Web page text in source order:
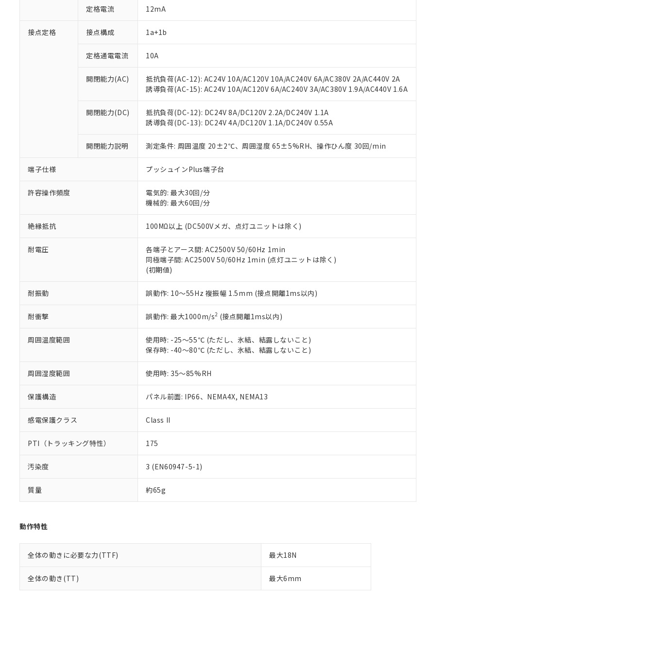
定格電流 12mA
接点定格 接点構成 1a+1b
定格通電電流 10A
開閉能力(AC)
抵抗負荷(AC-12): AC24V 10A/AC120V 10A/AC240V 6A/AC380V 2A/AC440V 2A
誘導負荷(AC-15): AC24V 10A/AC120V 6A/AC240V 3A/AC380V 1.9A/AC440V 1.6A
開閉能力(DC)
抵抗負荷(DC-12): DC24V 8A/DC120V 2.2A/DC240V 1.1A
誘導負荷(DC-13): DC24V 4A/DC120V 1.1A/DC240V 0.55A
開閉能力説明 測定条件: 周囲温度 20±2℃、周囲湿度 65±5%RH、操作ひん度 30回/min
端子仕様 プッシュインPlus端子台
許容操作頻度
電気的: 最大30回/分
機械的: 最大60回/分
絶縁抵抗 100MΩ以上 (DC500Vメガ、点灯ユニットは除く)
耐電圧
各端子とアース間: AC2500V 50/60Hz 1min
同極端子間: AC2500V 50/60Hz 1min (点灯ユニットは除く)
(初期値)
耐振動 誤動作: 10～55Hz 複振幅 1.5mm (接点開離1ms以内)
耐衝撃 誤動作: 最大1000m/s2 (接点開離1ms以内)
周囲温度範囲
使用時: -25～55℃ (ただし、氷結、結露しないこと)
保存時: -40～80℃ (ただし、氷結、結露しないこと)
周囲湿度範囲 使用時: 35～85%RH
保護構造 パネル前面: IP66、NEMA4X, NEMA13
感電保護クラス Class II
PTI（トラッキング特性） 175
汚染度 3 (EN60947-5-1)
質量 約65g
動作特性
全体の動きに必要な力(TTF) 最大18N
全体の動き(TT) 最大6mm
ご利用条件
以下の条件をお読みいただき、同意のうえご利用ください。
本サービスは、当社制御機器事業取扱商品の当社在庫状況および標準価格(税抜)を提供させていただ
くものです。
当社制御機器事業取扱商品の中には、本サービスの対象外となる商品もあることをご了承ください。
在庫状況および標準価格照会結果は、記載している更新日時点での社内データに基づき作成されるも
のであり、閲覧された時点での実際の在庫および標準価格とは異なる場合があることをご了承くださ
い。
正式な納期状況および標準価格はお客様のお取引先、またはお客様担当のオムロン制御機器販売店・
当社販売員にご相談ください。
オムロン制御機器販売店や当社販売拠点は「販売ネットワーク
」をご確認ください。
在庫状況および標準価格結果を当社の事前の承諾なく第三者に漏洩または開示しないようお願いしま
す。
ている必要があります。
お客様が当ウェブサイト上で当社にご登録された部品リストについて、当社および当社の共同利用者
が、当社の製品・サービスに関するお客様との取引・商談に必要な範囲で利用することをご了承くだ
さい。
※当社の共同利用者とは、"個人情報の共同利用に関して"
の「1.共同利用者の範囲」に記載されて
いる法人を指します。
対応予定なし：EU RoHS指令（10物質）の非含有に非対応の商品で、対応品を出す予定はありません。
調査・確認中：EU RoHS指令（10物質）の非含有の対応状況を調査中または確認中の商品です。
非該当品：ライセンス料など無形物で、有害物質有無と関係のない商品です。
仕入先様の事情により、非含有部品としていたものが、含有品と判明した場合などやむを得ず変更すること
があります。
鉛(Pb) 1000ppm以下、 水銀(Hg) 1000ppm以下、 カドミウム(Cd) 100ppm以下、
六価クロム(Cr(Ⅵ)) 1000ppm以下、ポリ臭化ビフェニル類(PBB) 1000ppm以下、ポリ臭化ジフェニルエーテル類(PBDE) 1000ppm以下、
フタル酸ビス(2-エチルヘキシル) (DEHP)(別名：DOP) 1000ppm以下、フタル酸ブチルベンジル（BBP） 1000ppm以下、フタル酸ジブチ
ル（DBP） 1000ppm以下、フタル酸ジイソブチル (DIBP) 1000ppm以下
但し、RoHS指令で産業用監視および制御機器に対する適用除外項目は除く。
フタル酸エステル類の４物質については閾値を超える意図的な使用がないことを確認しています。
※2 対応予定月
部品在庫の切り替え状況などにより、予定月が前後することがあります。
※3 非含有証明書ダウンロード
下記の非含有証明書をダウンロードすることができます。
EU RoHS指令（10物質）の非含有証明書
51物質の非含有証明書（当社基準）
※本証明書は発行日時点で非含有を証明するもので、過去に遡って非含有を証明するものではありません。
また、RoHS指令のフタル酸エステル類４物質の対応では、対応完了までの期間は出荷製品に未対応品が
混在することから備考欄に対応日を記載しておりました。
既に当社にて対応品への在庫切替を完了していることから、特段のことがない限り、2022年1月12日よ
「○」：最大均質材料含有率が中国RoHSの基準値以下であることを示します。
「×」：最大均質材料含有率が中国RoHSの基準値を超えていることを示します。
「－」：未確認です。当社販売部門へお問い合わせください。
*中国RoHS10物質の基準値 (GB/T26572)：
Pb(鉛) :1000ppm、 Hg(水銀) : 1000ppm、 Cd(カドミウム) : 100ppm、
Cr(Ⅵ)(六価クロム) : 1000ppm、 PBBs(ポリ臭化ビフェニル類) : 1000ppm、 PBDEs(ポリ臭化ジフェニルエーテル類) : 1000ppm、
DBP(フタル酸ジブチル) : 1000ppm、 DIBP(フタル酸ジイソブチル) : 1000ppm、 BBP(フタル酸ブチルベンジル) : 1000ppm、
※2 環境保護使用期限
「ｅ」：有害物質（10物質）のすべてが基準値以下であることを示します。
「10」：通常の使用状況下において有害物質が外部に漏えいし、環境に深刻な影響を及ぼさない年数を意
味します。
「－」：未確認です。当社販売部門へお問い合わせください。
当社は、これら貴社製品のうち、外国為替および外国貿易法に定める商品（以下｢規制貨物等」とい
う）を輸出または国外への提供する場合は、日本国政府の輸出許可(または役務取引許可)を取得する
などの必要な手続きをとります。
ます。
当社は貴社製品を、核兵器、ミサイル、化学兵器、生物兵器またはその他武器並びにこれらの製造装
置等に一切使用いたしません。
当社は、貴社製品を第三者に販売する場合は、上記1、2および3の内容を当該第三者に通知します。
また当社は、販売先および販売に係わる関係者が違法に輸出するおそれがある場合は、取り引きをい
たしません。
記
号
説明
○ 一定数以上の在庫あり
△ 一定数には満たないが在庫あり
－
在庫なし(最新の在庫状況については、お客様のお取引先、またはお客様担当のオムロン制御
機器販売店・当社販売員にご確認ください)
空
白
受注生産機種、また在庫状況の情報を公開していない機種